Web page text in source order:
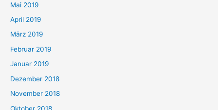
Mai 2019
April 2019
März 2019
Februar 2019
Januar 2019
Dezember 2018
November 2018
Oktober 2018